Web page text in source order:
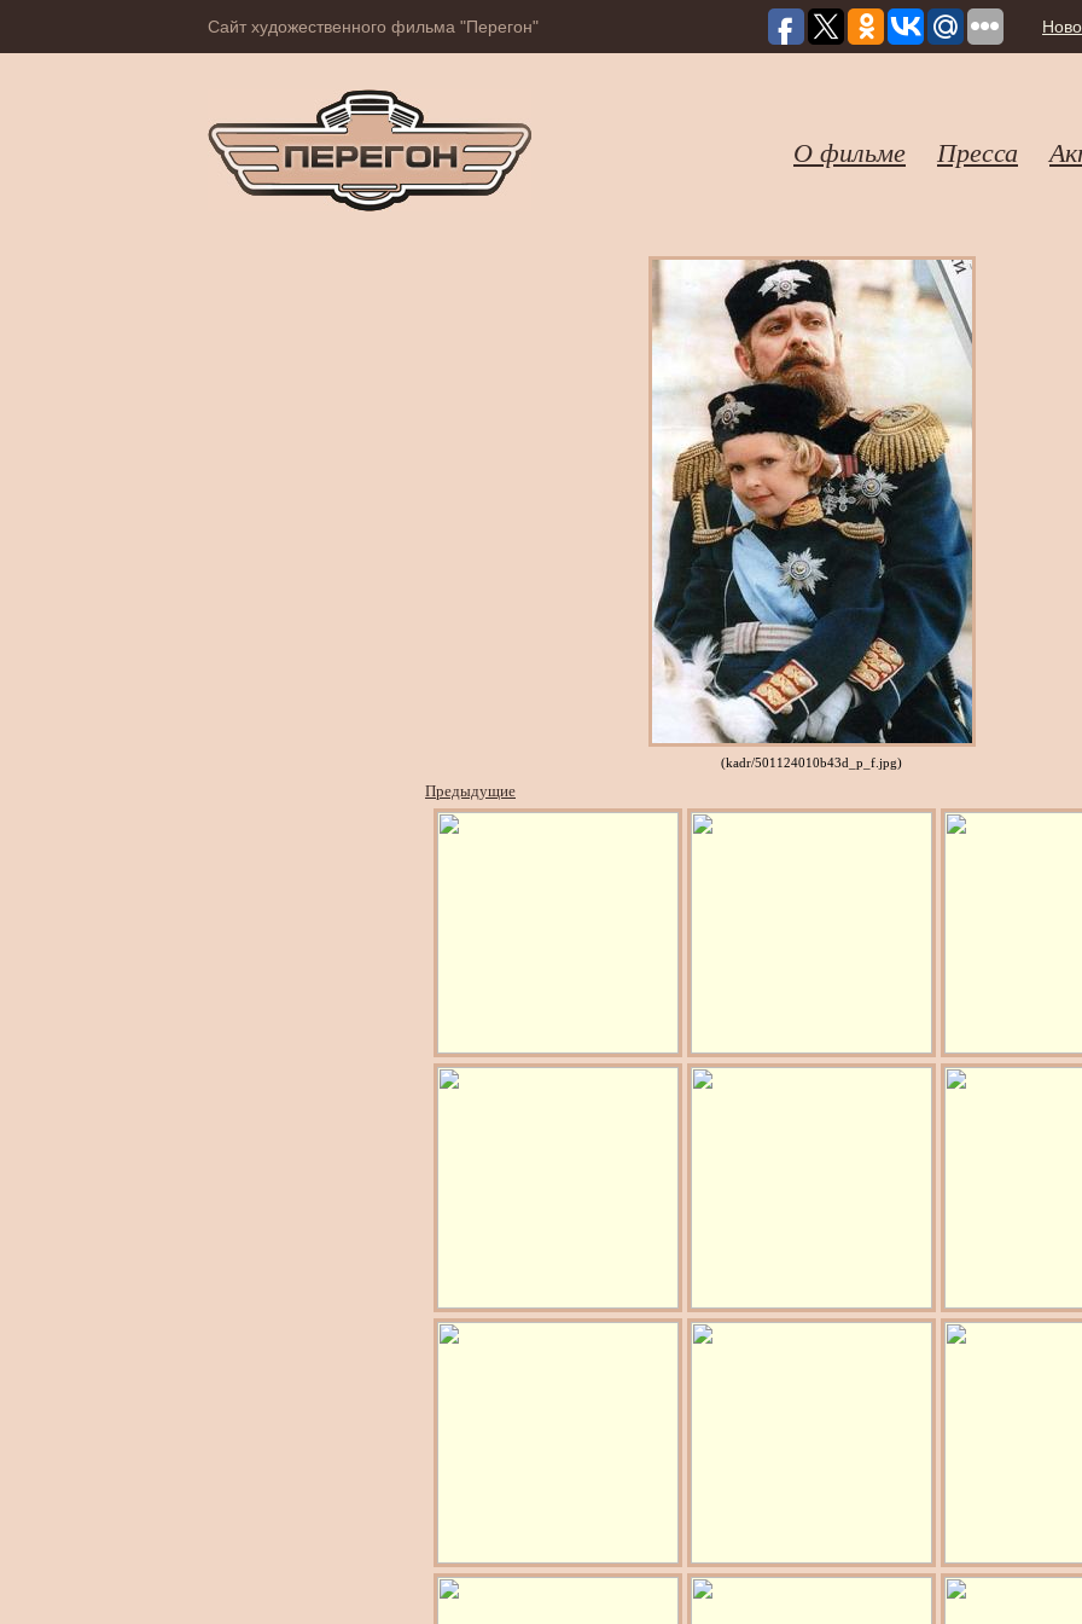
Сайт художественного фильма "Перегон"
О фильме Пресса
(kadr/501124010b43d_p_f.jpg)
Предыдущие